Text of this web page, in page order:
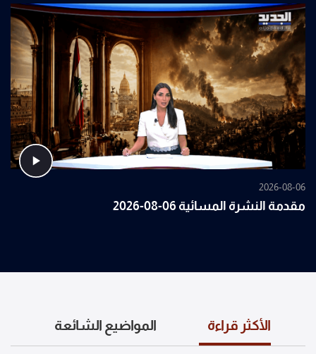
2026-08-06
مقدمة النشرة المسائية 06-08-2026
الأكثر قراءة المواضيع الشائعة